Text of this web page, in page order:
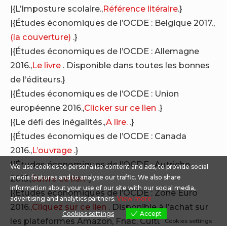
|{L’Imposture scolaire.,Référence litéraire.}
|{Études économiques de l’OCDE : Belgique 2017.,
(la couverture) .}
|{Études économiques de l’OCDE : Allemagne
2016.,Le livre . Disponible dans toutes les bonnes
de l’éditeurs.}
|{Études économiques de l’OCDE : Union
européenne 2016.,Clicker sur ce lien .}
|{Le défi des inégalités.,A lire. .}
|{Études économiques de l’OCDE : Canada
2016.,L’ouvrage .}
|{Études économiques de l’OCDE : Autriche
2015.,Suivre ce lien.}
|{Études économiques de l’OCDE : Zone Euro
2016.,Cliquez sur ce lien . Disponible à l’achat sur
les plateformes Amazon, Fnac, Cultura ….}
We use cookies to personalise content and ads, to provide social
media features and to analyse our traffic. We also share
information about your use of our site with our social media,
advertising and analytics partners. View more
Cookies settings
Accept
Cookies settings